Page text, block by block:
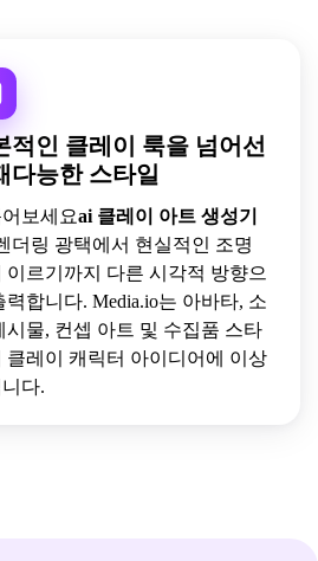
적인 클레이 룩을 넘어선
다능한 스타일
보세요ai 클레이 아트 생성기
더링 광택에서 현실적인 조명
이르기까지 다른 시각적 방향으
력합니다. Media.io는 아바타, 소
시물, 컨셉 아트 및 수집품 스타
클레이 캐릭터 아이디어에 이상
다.